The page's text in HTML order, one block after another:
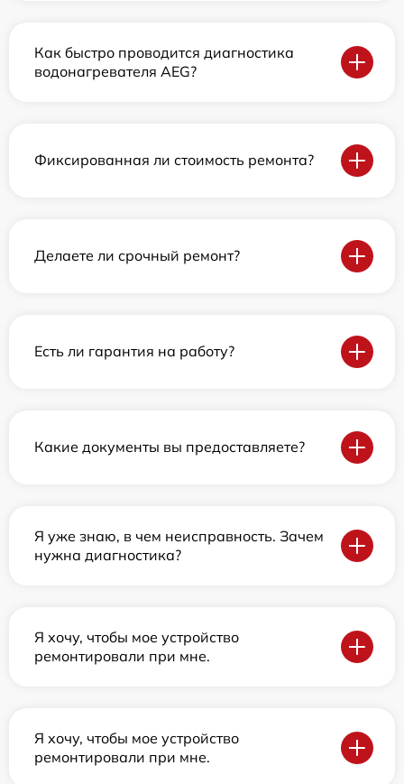
Как быстро проводится диагностика
водонагревателя AEG?
Фиксированная ли стоимость ремонта?
Делаете ли срочный ремонт?
Есть ли гарантия на работу?
Какие документы вы предоставляете?
Я уже знаю, в чем неисправность. Зачем
нужна диагностика?
Я хочу, чтобы мое устройство
ремонтировали при мне.
Я хочу, чтобы мое устройство
ремонтировали при мне.